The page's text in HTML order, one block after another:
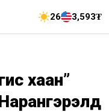
26 3,593₮
хаан”